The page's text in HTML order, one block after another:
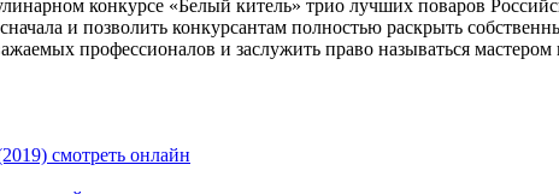
конкурсе «Белый китель» трио лучших поваров
и позволить конкурсантам полностью раскрыть
профессионалов и заслужить право называться